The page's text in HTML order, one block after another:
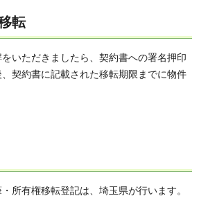
転
いただきましたら、契約書への署名押印
契約書に記載された移転期限までに物件
所有権移転登記は、埼玉県が行います。